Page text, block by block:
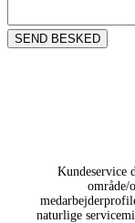
Kundeservice
område/
naturlige